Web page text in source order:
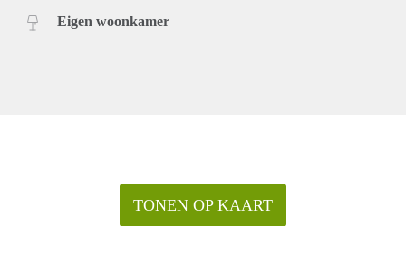
Eigen woonkamer
TONEN OP KAART